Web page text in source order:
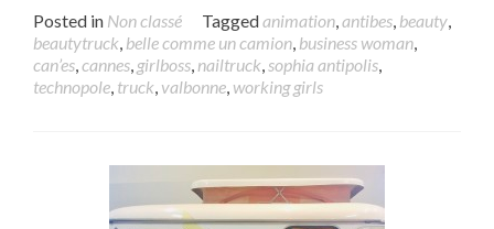
Posted in Non classé Taggedanimation,antibes, beauty,
beautytruck, belle comme un camion, business woman,
can’es,cannes, girlboss, nailtruck,sophia antipolis,
technopole, truck, valbonne, working girls